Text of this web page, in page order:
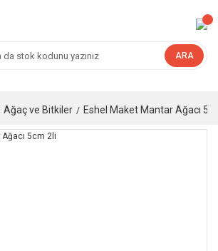
ARA
Ağaç ve Bitkiler Eshel Maket Mantar Ağacı